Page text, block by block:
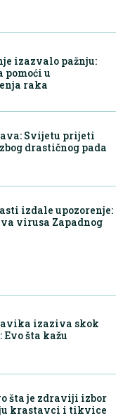
izazvalo pažnju:
pomoći u
raka
Svijetu prijeti
drastičnog pada
izdale upozorenje:
virusa Zapadnog
izaziva skok
Evo šta kažu
šta je zdraviji izbor
krastavci i tikvice